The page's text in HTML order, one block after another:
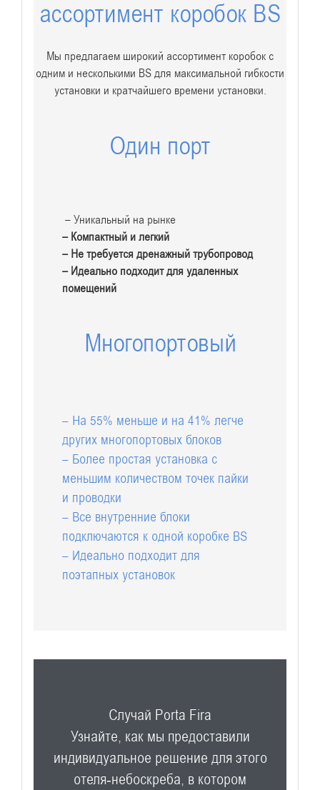
ассортимент коробок BS
Мы предлагаем широкий ассортимент коробок с
одним и несколькими BS для максимальной гибкости
установки и кратчайшего времени установки.
Один порт
– Уникальный на рынке
– Компактный и легкий
– Не требуется дренажный трубопровод
– Идеально подходит для удаленных
помещений
Многопортовый
– На 55% меньше и на 41% легче
других многопортовых блоков
– Более простая установка с
меньшим количеством точек пайки
и проводки
– Все внутренние блоки
подключаются к одной коробке BS
– Идеально подходит для
поэтапных установок
Случай Porta Fira
Узнайте, как мы предоставили
индивидуальное решение для этого
отеля-небоскреба, в котором